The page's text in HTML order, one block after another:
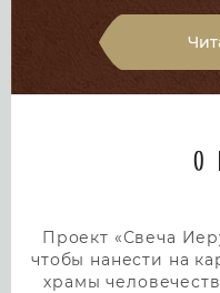
О
Проект «Свеча
чтобы нанести на
храмы